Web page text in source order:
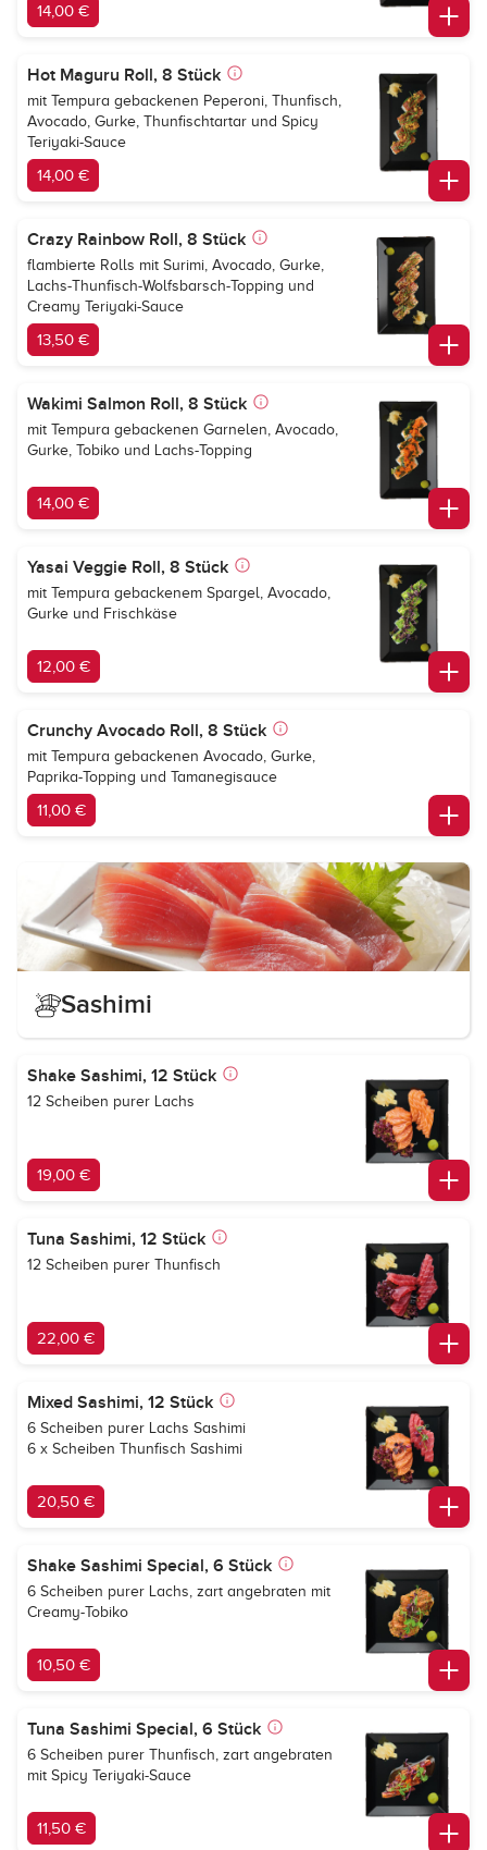
14,00 €
Hot Maguru Roll, 8 Stück
mit Tempura gebackenen Peperoni, Thunfisch,
Avocado, Gurke, Thunfischtartar und Spicy
Teriyaki-Sauce
14,00 €
Crazy Rainbow Roll, 8 Stück
flambierte Rolls mit Surimi, Avocado, Gurke,
Lachs-Thunfisch-Wolfsbarsch-Topping und
Creamy Teriyaki-Sauce
13,50 €
Wakimi Salmon Roll, 8 Stück
mit Tempura gebackenen Garnelen, Avocado,
Gurke, Tobiko und Lachs-Topping
14,00 €
Yasai Veggie Roll, 8 Stück
mit Tempura gebackenem Spargel, Avocado,
Gurke und Frischkäse
12,00 €
Crunchy Avocado Roll, 8 Stück
mit Tempura gebackenen Avocado, Gurke,
Paprika-Topping und Tamanegisauce
11,00 €
Sashimi
Shake Sashimi, 12 Stück
12 Scheiben purer Lachs
19,00 €
Tuna Sashimi, 12 Stück
12 Scheiben purer Thunfisch
22,00 €
Mixed Sashimi, 12 Stück
6 Scheiben purer Lachs Sashimi
6 x Scheiben Thunfisch Sashimi
20,50 €
Shake Sashimi Special, 6 Stück
6 Scheiben purer Lachs, zart angebraten mit
Creamy-Tobiko
10,50 €
Tuna Sashimi Special, 6 Stück
6 Scheiben purer Thunfisch, zart angebraten
mit Spicy Teriyaki-Sauce
11,50 €